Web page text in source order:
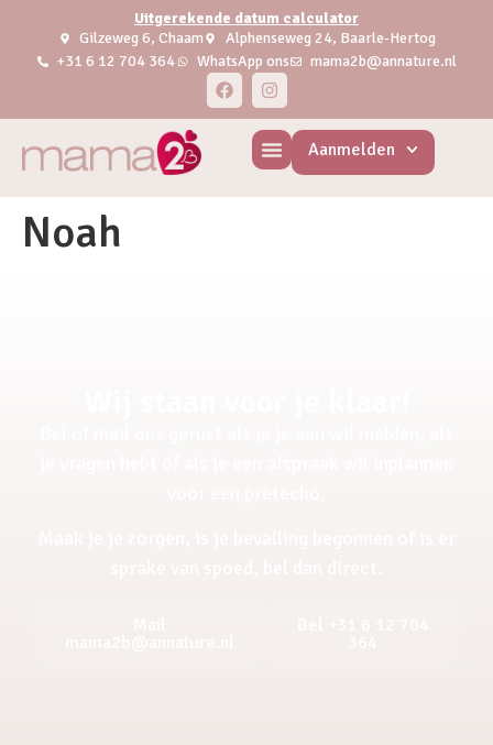
Uitgerekende datum calculator
Gilzeweg 6, Chaam
Alphenseweg 24, Baarle-Hertog
+31 6 12 704 364
WhatsApp ons mama2b@annature.nl
Aanmelden
Noah